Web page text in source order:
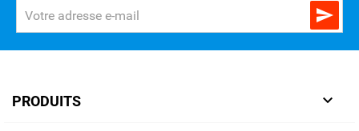

PRODUITS 